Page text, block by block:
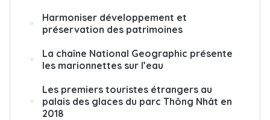
Harmoniser développement et
préservation des patrimoines
La chaîne National Geographic présente
les marionnettes sur l’eau
Les premiers touristes étrangers au
palais des glaces du parc Thông Nhât en
2018